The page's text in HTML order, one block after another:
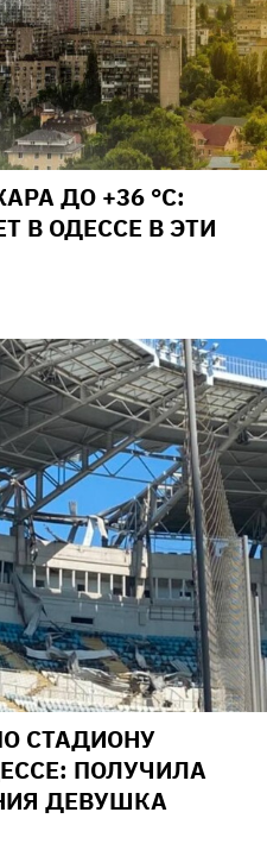
ДО +36 °С:
В ОДЕССЕ В ЭТИ
СТАДИОНУ
ПОЛУЧИЛА
ДЕВУШКА